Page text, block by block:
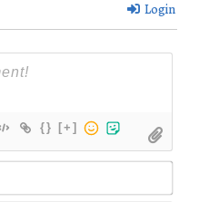
Login
{} [+]